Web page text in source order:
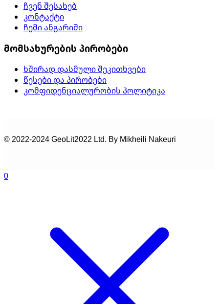
ჩვენ შესახებ
კონტაქტი
ჩემი ანგარიში
მომსახურების პირობები
ხშირად დასმული შეკითხვები
წესები და პირობები
კომფიდენციალურობის პოლიტიკა
© 2022-2024 GeoLit2022 Ltd. By Mikheili Nakeuri
0